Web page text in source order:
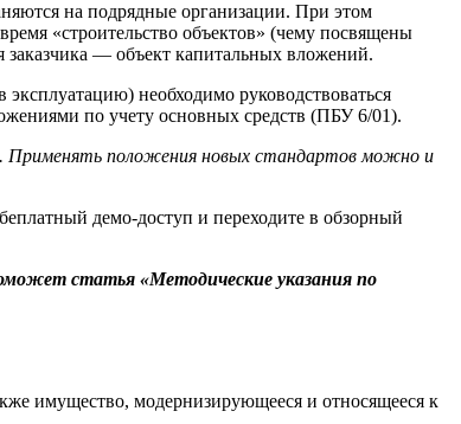
на подрядные организации. При этом
«строительство объектов» (чему посвящены
заказчика — объект капитальных вложений.
необходимо руководствоваться
по учету основных средств (ПБУ 6/01).
Применять положения новых стандартов можно и
демо-доступ и переходите в обзорный
статья «Методические указания по
имущество, модернизирующееся и относящееся к